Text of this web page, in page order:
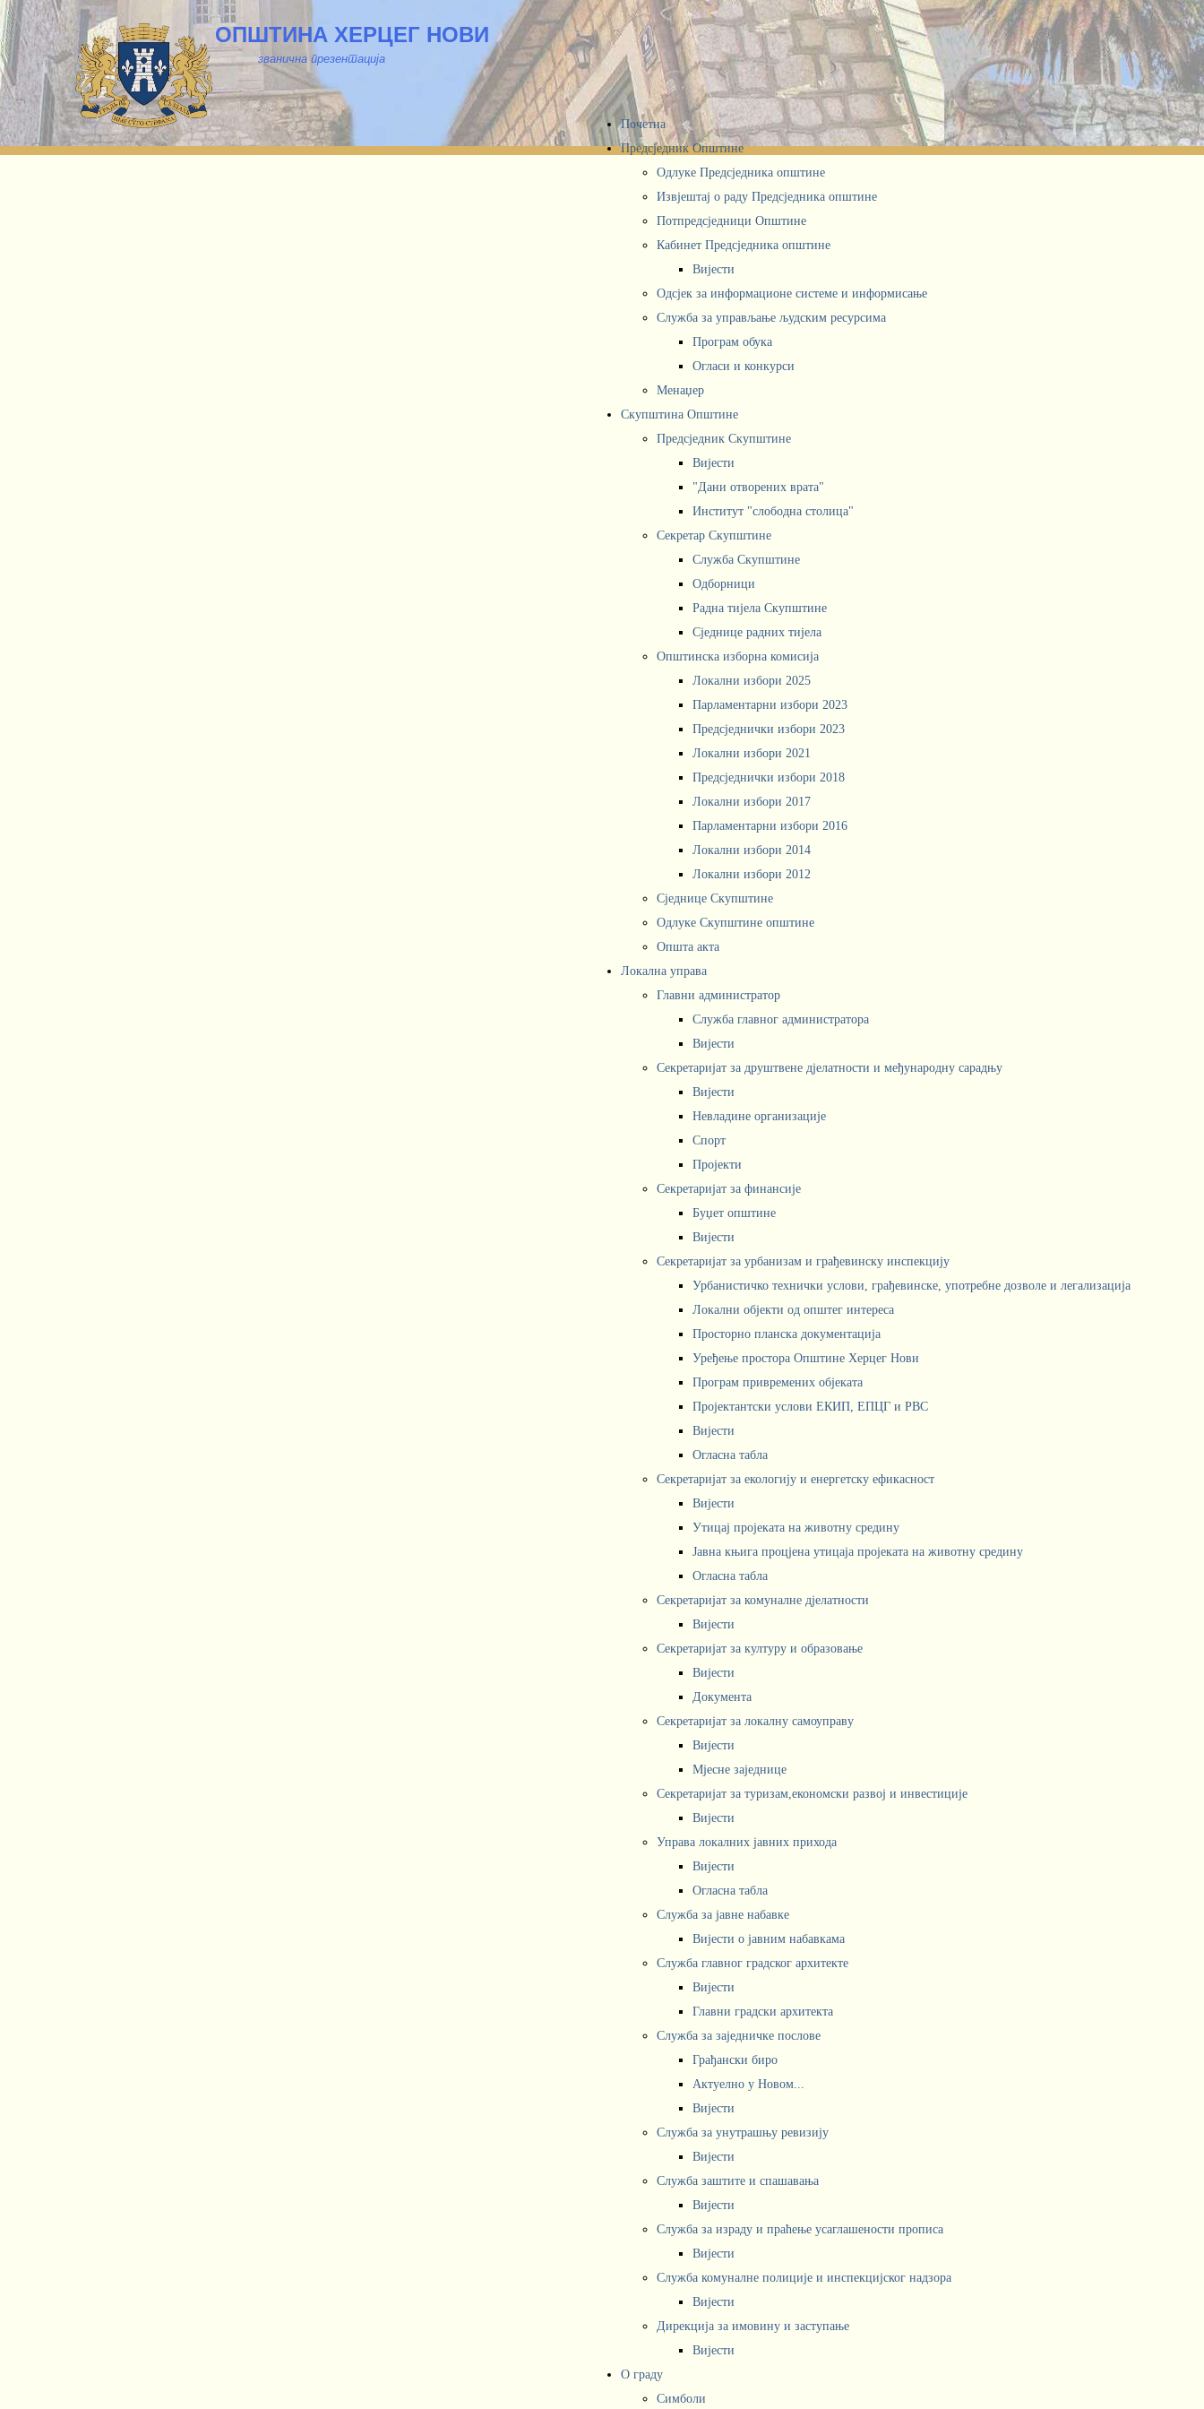
ОПШТИНА ХЕРЦЕГ НОВИ
званична презентација
Почетна
Предсједник Општине
Одлуке Предсједника општине
Извјештај о раду Предсједника општине
Потпредсједници Општине
Кабинет Предсједника oпштине
Вијести
Одсјек за информационе системе и информисање
Служба за управљање људским ресурсима
Програм обука
Огласи и конкурси
Менаџер
Скупштина Општине
Предсједник Скупштине
Вијести
"Дани отворених врата"
Институт "слободна столица"
Секретар Скупштине
Служба Скупштине
Одборници
Радна тијела Скупштине
Сједнице радних тијела
Општинска изборна комисија
Локални избори 2025
Парламентарни избори 2023
Предсједнички избори 2023
Локални избори 2021
Предсједнички избори 2018
Локални избори 2017
Парламентарни избори 2016
Локални избори 2014
Локални избори 2012
Сједнице Скупштине
Одлуке Скупштине општине
Општа акта
Локална управа
Главни администратор
Служба главног администратора
Вијести
Секретаријат за друштвене дјелатности и међународну сарадњу
Вијести
Невладине организације
Спорт
Пројекти
Секретаријат за финансије
Буџет општине
Вијести
Секретаријат за урбанизам и грађевинску инспекцију
Урбанистичко технички услови, грађевинске, употребне дозволе и легализација
Локални објекти од општег интереса
Просторно планска документација
Уређење простора Општине Херцег Нови
Програм привремених објеката
Пројектантски услови ЕКИП, ЕПЦГ и РВС
Вијести
Огласна табла
Секретаријат за екологију и енергетску ефикасност
Вијести
Утицај пројеката на животну средину
Јавна књига процјена утицаја пројеката на животну средину
Огласна табла
Секретаријат за комуналне дјелатности
Вијести
Секретаријат за културу и образовање
Вијести
Документа
Секретаријат за локалну самоуправу
Вијести
Мјесне заједнице
Секретаријат за туризам,економски развој и инвестиције
Вијести
Управа локалних јавних прихода
Вијести
Огласна табла
Служба за јавне набавке
Вијести о јавним набавкама
Служба главног градског архитекте
Вијести
Главни градски архитекта
Служба за заједничке послове
Грађански биро
Актуелно у Новом...
Вијести
Служба за унутрашњу ревизију
Вијести
Служба заштите и спашавања
Вијести
Служба за израду и праћење усаглашености прописа
Вијести
Служба комуналне полиције и инспекцијског надзора
Вијести
Дирекција за имовину и заступање
Вијести
О граду
Симболи